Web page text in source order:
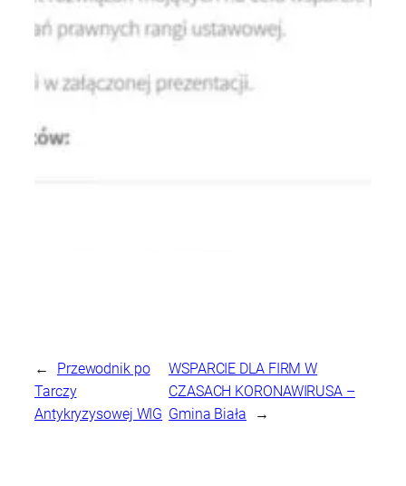
←
Przewodnik po
Tarczy
Antykryzysowej WIG
WSPARCIE DLA FIRM W
CZASACH KORONAWIRUSA –
Gmina Biała
→